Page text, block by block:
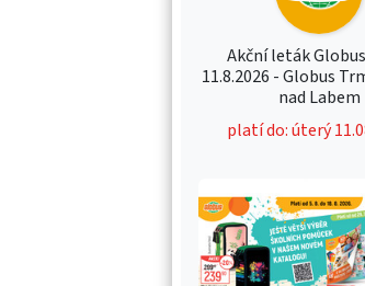
Akční leták
11.8.2026 - Globus
nad Labem
platí do: úterý